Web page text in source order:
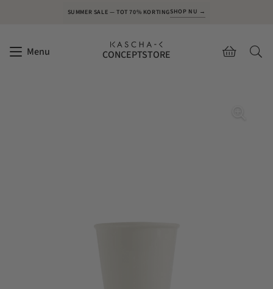
SUMMER SALE — TOT 70% KORTINGSHOP NU →
Menu CONCEPTSTORE